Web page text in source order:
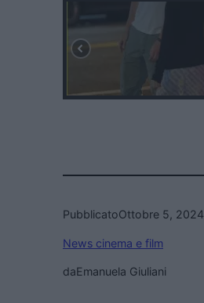
PubblicatoOttobre 5, 2024
News cinema e film
daEmanuela Giuliani